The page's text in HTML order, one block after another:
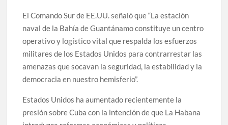
El Comando Sur de EE.UU. señaló que “La estación
naval de la Bahía de Guantánamo constituye un centro
operativo y logístico vital que respalda los esfuerzos
militares de los Estados Unidos para contrarrestar las
amenazas que socavan la seguridad, la estabilidad y la
democracia en nuestro hemisferio”.
Estados Unidos ha aumentado recientemente la
presión sobre Cuba con la intención de que La Habana